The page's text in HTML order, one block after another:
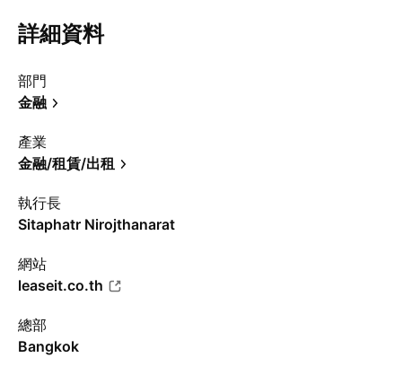
詳細資料
部門
金融
產業
金融/租賃/出租
執行長
Sitaphatr Nirojthanarat
網站
leaseit.co.th
總部
Bangkok